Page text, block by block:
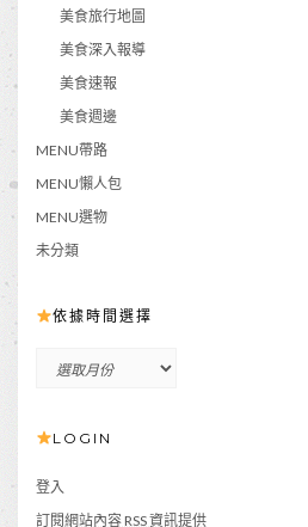
美食旅行地圖
美食深入報導
美食速報
美食週邊
MENU帶路
MENU懶人包
MENU選物
未分類
依據時間選擇
間
擇
LOGIN
登入
訂閱網站內容 RSS 資訊提供